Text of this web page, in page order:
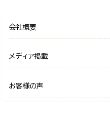
会社概要
メディア掲載
お客様の声